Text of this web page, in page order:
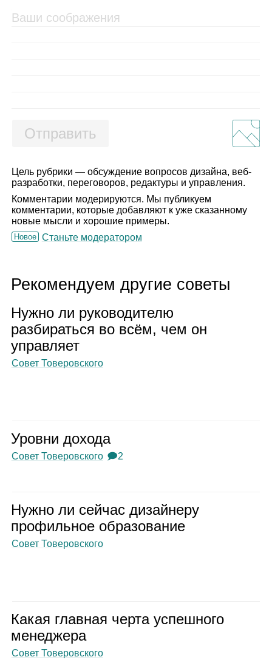
Отправить
Цель рубрики — обсуждение вопросов дизайна, веб-
разработки, переговоров, редактуры и управления.
Комментарии модерируются. Мы публикуем
комментарии, которые добавляют к уже сказанному
новые мысли и хорошие примеры.
Новое Станьте модератором
Рекомендуем другие советы
Нужно ли руко­во­ди­телю
раз­би­раться во всём, чем он
управ­ляет
Совет Товеровского
Уровни дохода
Совет Товеровского 🗩2
Нужно ли сей­час дизай­неру
про­филь­ное обра­зо­ва­ние
Совет Товеровского
Какая глав­ная черта успеш­ного
мене­джера
Совет Товеровского